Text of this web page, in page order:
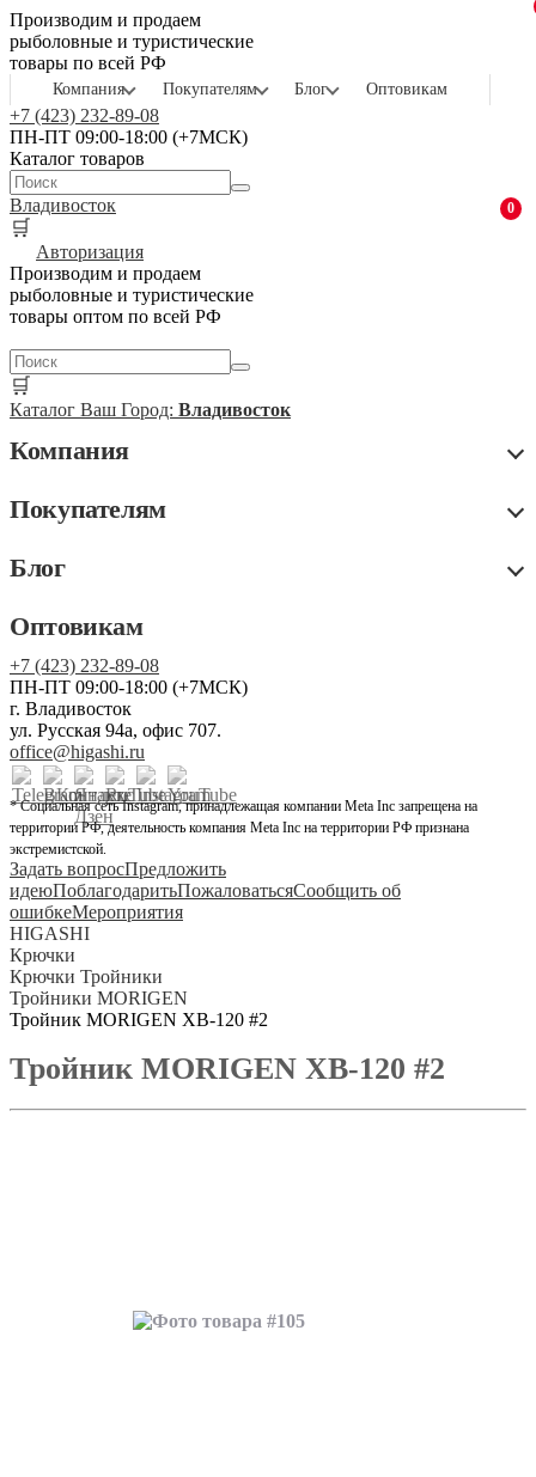
Производим и продаем
рыболовные и туристические
товары по всей РФ
Компания Покупателям Блог Оптовикам
+7 (423) 232-89-08
ПН-ПТ 09:00-18:00 (+7МСК)
Каталог товаров
Владивосток
🛒
0
Авторизация
Производим и продаем
рыболовные и туристические
товары оптом по всей РФ
🛒
Каталог Ваш Город: Владивосток
Компания
Покупателям
Блог
Оптовикам
+7 (423) 232-89-08
ПН-ПТ 09:00-18:00 (+7МСК)
г. Владивосток
ул. Русская 94а, офис 707.
office@higashi.ru
* Социальная сеть Instagram, принадлежащая компании Meta Inc запрещена на
территории РФ, деятельность компания Meta Inc на территории РФ признана
экстремистской.
Задать вопросПредложить
идеюПоблагодаритьПожаловатьсяСообщить об
ошибкеМероприятия
HIGASHI
Крючки
Крючки Тройники
Тройники MORIGEN
Тройник MORIGEN XB-120 #2
Тройник MORIGEN XB-120 #2